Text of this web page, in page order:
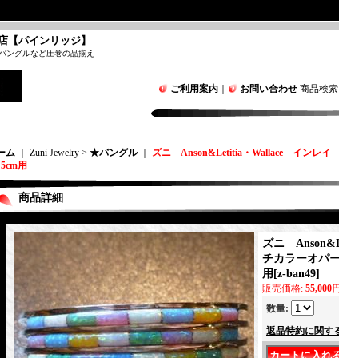
【パインリッジ】
ングルなど圧巻の品揃え
ご利用案内 お問い合わせ 商品検索
ム ｜ Zuni Jewelry > ★バングル｜ ズニ Anson&Letitia・Wallace インレイ
用
商品詳細
ズニ
チカラーオパ
用 [z-ban49]
販売価格: 55,000円
数量:
返品特約に関す